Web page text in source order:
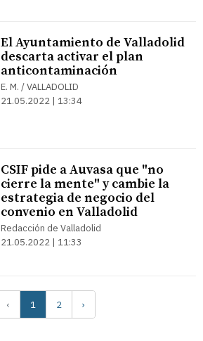
El Ayuntamiento de Valladolid
descarta activar el plan
anticontaminación
E. M. / VALLADOLID
21.05.2022 | 13:34
CSIF pide a Auvasa que "no
cierre la mente" y cambie la
estrategia de negocio del
convenio en Valladolid
Redacción de Valladolid
21.05.2022 | 11:33
‹ 1 2 ›